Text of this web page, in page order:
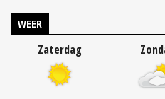
WEER
Zaterdag